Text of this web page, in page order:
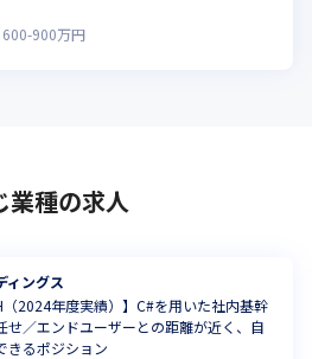
600-900万円
業種の求人
ィングス
（2024年度実績）】C#を用いた社内基幹
せ／エンドユーザーとの距離が近く、自
きるポジション